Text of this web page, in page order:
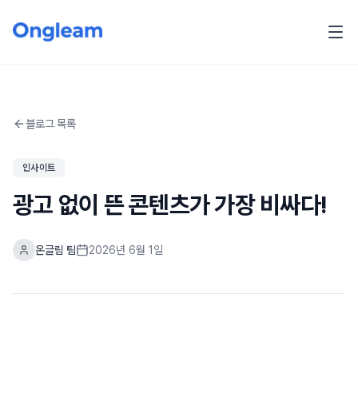
블로그 목록
인사이트
광고 없이 뜬 콘텐츠가 가장 비싸다!
온글림 팀 2026년 6월 1일